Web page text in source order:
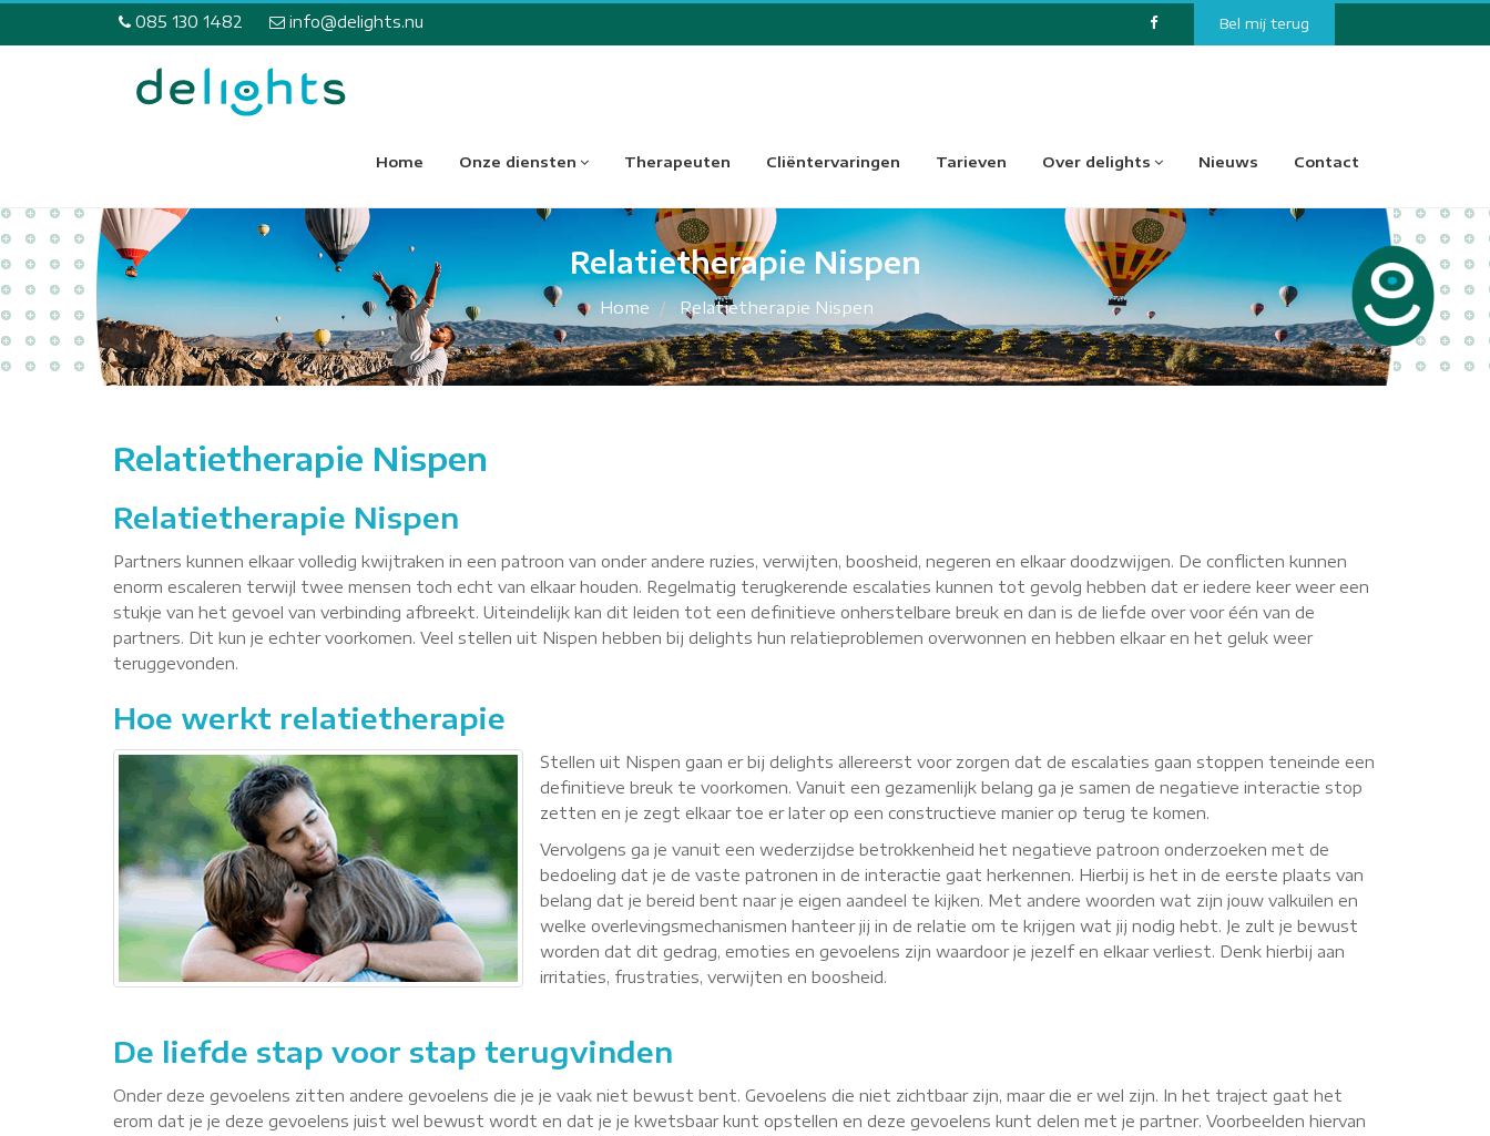
085 130 1482 info@delights.nu Bel mij terug
Home Onze diensten Therapeuten Cliëntervaringen Tarieven Over delights Nieuws Contact
Relatietherapie Nispen
Home Relatietherapie Nispen
Relatietherapie Nispen
Relatietherapie Nispen
Partners kunnen elkaar volledig kwijtraken in een patroon van onder andere ruzies, verwijten, boosheid, negeren en elkaar doodzwijgen. De conflicten kunnen
enorm escaleren terwijl twee mensen toch echt van elkaar houden. Regelmatig terugkerende escalaties kunnen tot gevolg hebben dat er iedere keer weer een
stukje van het gevoel van verbinding afbreekt. Uiteindelijk kan dit leiden tot een definitieve onherstelbare breuk en dan is de liefde over voor één van de
partners. Dit kun je echter voorkomen. Veel stellen uit Nispen hebben bij delights hun relatieproblemen overwonnen en hebben elkaar en het geluk weer
teruggevonden.
Hoe werkt relatietherapie
Stellen uit Nispen gaan er bij delights allereerst voor zorgen dat de escalaties gaan stoppen teneinde een
definitieve breuk te voorkomen. Vanuit een gezamenlijk belang ga je samen de negatieve interactie stop
zetten en je zegt elkaar toe er later op een constructieve manier op terug te komen.
Vervolgens ga je vanuit een wederzijdse betrokkenheid het negatieve patroon onderzoeken met de
bedoeling dat je de vaste patronen in de interactie gaat herkennen. Hierbij is het in de eerste plaats van
belang dat je bereid bent naar je eigen aandeel te kijken. Met andere woorden wat zijn jouw valkuilen en
welke overlevingsmechanismen hanteer jij in de relatie om te krijgen wat jij nodig hebt. Je zult je bewust
worden dat dit gedrag, emoties en gevoelens zijn waardoor je jezelf en elkaar verliest. Denk hierbij aan
irritaties, frustraties, verwijten en boosheid.
De liefde stap voor stap terugvinden
Onder deze gevoelens zitten andere gevoelens die je je vaak niet bewust bent. Gevoelens die niet zichtbaar zijn, maar die er wel zijn. In het traject gaat het
erom dat je je deze gevoelens juist wel bewust wordt en dat je je kwetsbaar kunt opstellen en deze gevoelens kunt delen met je partner. Voorbeelden hiervan